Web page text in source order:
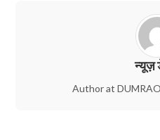
न्यूज़
Author at